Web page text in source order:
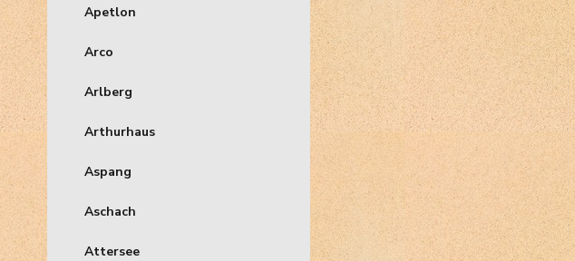
Apetlon
Arco
Arlberg
Arthurhaus
Aspang
Aschach
Attersee